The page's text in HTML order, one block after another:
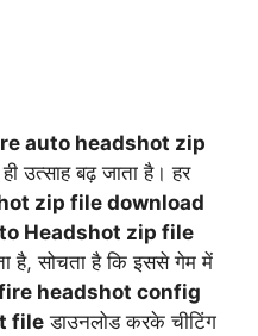
auto headshot zip
उत्साह बढ़ जाता है। हर
zip file download
Headshot zip file
है, सोचता है कि इससे गेम में
headshot config
file डाउनलोड करके चीटिंग